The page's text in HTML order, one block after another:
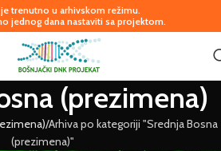
trenutno u arhivskom režimu.
jednog dana nastaviti sa projektom.
(prezimena)
Arhiva po kategoriji "Srednja Bosna
(prezimena)"